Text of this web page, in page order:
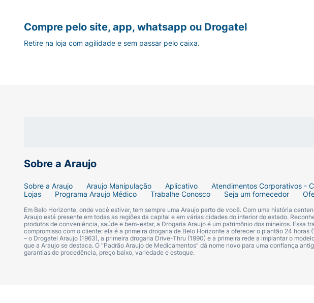
A embalagem de 30g cabe na bolsa, na
Ideal para qualquer momento:
, um lanche intermediário no
Sobre a Araujo
Sobre a Araujo Araujo Manipulação Aplicativo Atendimentos Corporativos -
Lojas
Programa Araujo Médico Trabalhe Conosco Seja um fornecedor
Em Belo Horizonte, onde você estiver, tem sempre uma Araujo perto de você. Com uma história
Araujo está presente em todas as regiões da capital e em várias cidades do interior do estado.
produtos de conveniência, saúde e bem-estar, a Drogaria Araujo é um patrimônio dos mineiros. Essa
compromisso com o cliente: ela é a primeira drogaria de Belo Horizonte a oferecer o plantão 24
– o Drogatel Araujo (1963), a primeira drogaria Drive-Thru (1990) e a primeira rede a implantar o
que a Araujo se destaca. O “Padrão Araujo de Medicamentos” dá nome novo para uma confiança
garantias de procedência, preço baixo, variedade e estoque.
Compre pelo site, app, whatsapp ou Drogatel
Retire na loja com agilidade e sem passar pelo caixa.